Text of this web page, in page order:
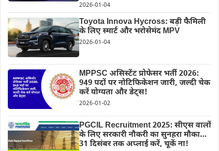
2026-01-04
Toyota Innova Hycross: बड़ी फैमिली
के लिए स्मार्ट और भरोसेमंद MPV
2026-01-04
MPPSC असिस्टेंट प्रोफेसर भर्ती 2026:
949 पदों पर नोटिफिकेशन जारी, जल्दी चेक
करें योग्यता और डेट्स!
2026-01-02
PGCIL Recruitment 2025: सीएस वालों
के लिए सरकारी नौकरी का सुनहरा मौका…
31 दिसंबर तक अप्लाई करें, चूकें ना!